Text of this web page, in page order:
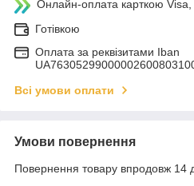
Онлайн-оплата карткою
Готівкою
Оплата за реквізитами Iban
Всі умови оплати
Умови повернення
Повернення товару впродовж 14